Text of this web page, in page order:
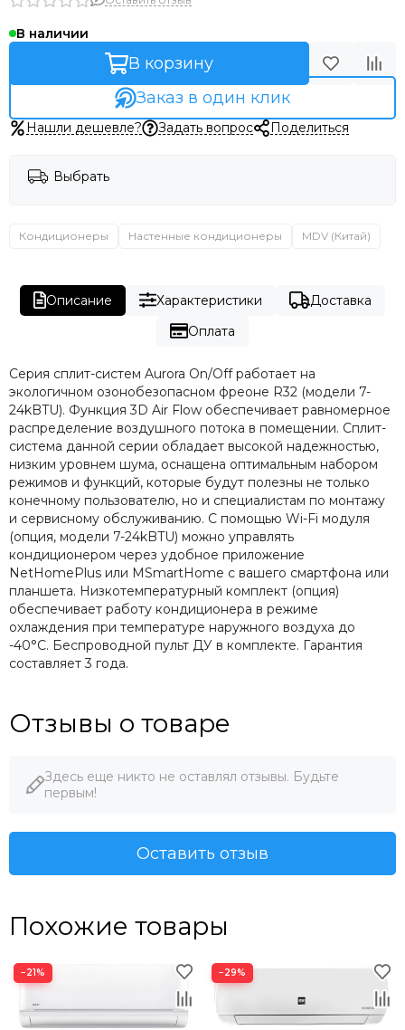
В наличии
В корзину
Заказ в один клик
Нашли дешевле? Задать вопрос Поделиться
Выбрать
Кондиционеры Настенные кондиционеры MDV (Китай)
Описание Характеристики
Доставка
Оплата
Серия сплит-систем Aurora On/Off работает на
экологичном озонобезопасном фреоне R32 (модели 7-
24kBTU). Функция 3D Air Flow обеспечивает равномерное
распределение воздушного потока в помещении. Сплит-
система данной серии обладает высокой надежностью,
низким уровнем шума, оснащена оптимальным набором
режимов и функций, которые будут полезны не только
конечному пользователю, но и специалистам по монтажу
и сервисному обслуживанию. С помощью Wi-Fi модуля
(опция, модели 7-24kBTU) можно управлять
кондиционером через удобное приложение
NetHomePlus или MSmartHome с вашего смартфона или
планшета. Низкотемпературный комплект (опция)
обеспечивает работу кондиционера в режиме
охлаждения при температуре наружного воздуха до
-40°С. Беспроводной пульт ДУ в комплекте. Гарантия
составляет 3 года.
Отзывы о товаре
Здесь еще никто не оставлял отзывы. Будьте
первым!
Оставить отзыв
Похожие товары
−21% −29%